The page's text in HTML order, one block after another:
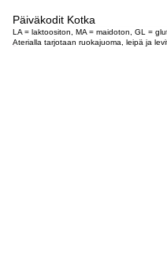
Päiväkodit Kotka
LA = laktoositon, MA = maidoton, GL =
Aterialla tarjotaan ruokajuoma, leipä ja